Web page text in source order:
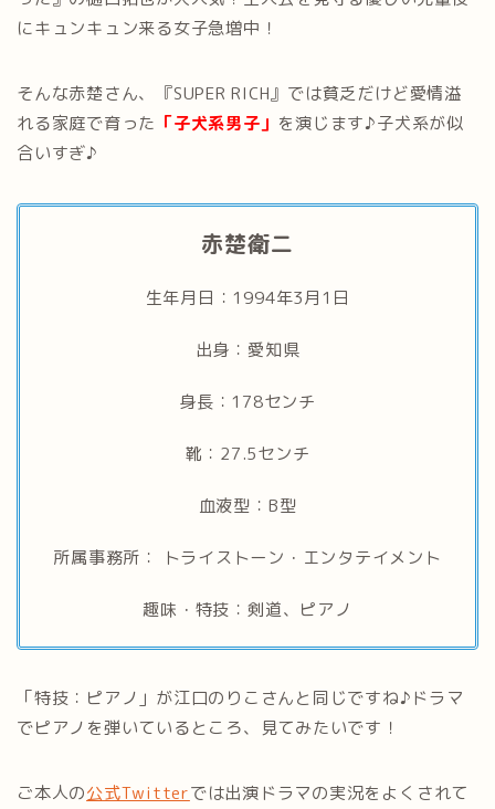
にキュンキュン来る女子急増中！
そんな赤楚さん、『SUPER RICH』では貧乏だけど愛情溢
れる家庭で育った 「子犬系男子」 を演じます♪子犬系が似
合いすぎ♪
赤楚衛二
生年月日：1994年3月1日
出身：愛知県
身長：178センチ
靴：27.5センチ
血液型：B型
所属事務所： トライストーン・エンタテイメント
趣味・特技：剣道、ピアノ
「特技：ピアノ」が江口のりこさんと同じですね♪ドラマ
でピアノを弾いているところ、見てみたいです！
ご本人の公式Twitterでは出演ドラマの実況をよくされて